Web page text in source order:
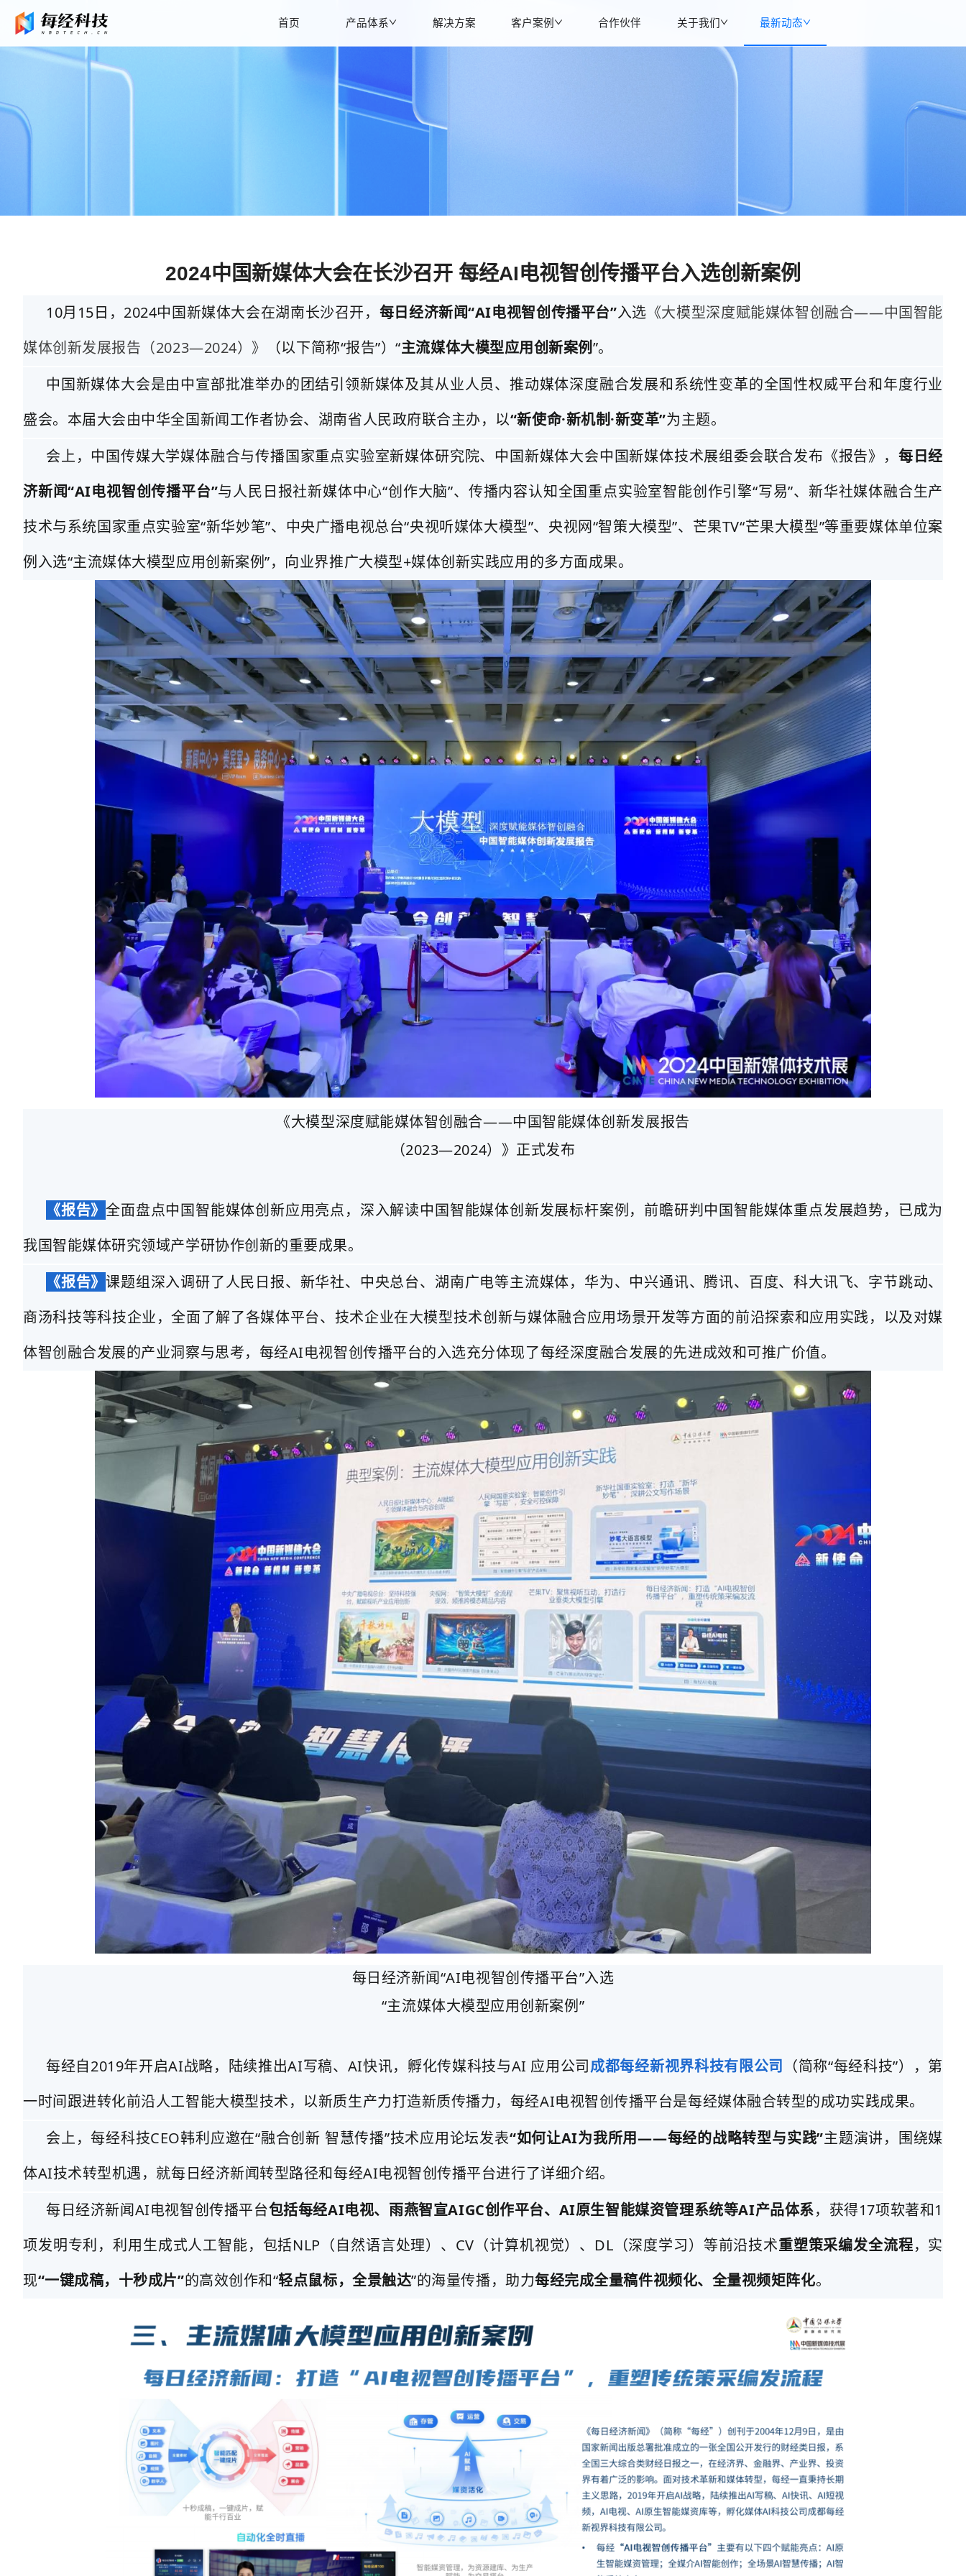
首页 产品体系 解决方案 客户案例 合作伙伴 关于我们 最新动态
2024中国新媒体大会在长沙召开 每经AI电视智创传播平台入选创新案例
10月15日，2024中国新媒体大会在湖南长沙召开， 每日经济新闻“AI电视智创传播平台”入选 《大模型深度赋能媒体智创融合——中国智能
媒体创新发展报告（2023—2024）》
（以下简称“报告”）“主流媒体大模型应用创新案例”。
中国新媒体大会是由中宣部批准举办的团结引领新媒体及其从业人员、推动媒体深度融合发展和系统性变革的全国性权威平台和年度行业
盛会。本届大会由中华全国新闻工作者协会、湖南省人民政府联合主办，以“新使命·新机制·新变革”为主题。
会上，中国传媒大学媒体融合与传播国家重点实验室新媒体研究院、中国新媒体大会中国新媒体技术展组委会联合发布《报告》， 每日经
济新闻“AI电视智创传播平台”与人民日报社新媒体中心“创作大脑”、传播内容认知全国重点实验室智能创作引擎“写易”、新华社媒体融合生产
技术与系统国家重点实验室“新华妙笔”、中央广播电视总台“央视听媒体大模型”、央视网“智策大模型”、芒果TV“芒果大模型”等重要媒体单位案
例入选“主流媒体大模型应用创新案例”，向业界推广大模型+媒体创新实践应用的多方面成果。
《大模型深度赋能媒体智创融合——中国智能媒体创新发展报告
（2023—2024）》正式发布
《报告》全面盘点中国智能媒体创新应用亮点，深入解读中国智能媒体创新发展标杆案例，前瞻研判中国智能媒体重点发展趋势，已成为
我国智能媒体研究领域产学研协作创新的重要成果。
《报告》课题组深入调研了人民日报、新华社、中央总台、湖南广电等主流媒体，华为、中兴通讯、腾讯、百度、科大讯飞、字节跳动、
商汤科技等科技企业，全面了解了各媒体平台、技术企业在大模型技术创新与媒体融合应用场景开发等方面的前沿探索和应用实践，以及对媒
体智创融合发展的产业洞察与思考，每经AI电视智创传播平台的入选充分体现了每经深度融合发展的先进成效和可推广价值。
每日经济新闻“AI电视智创传播平台”入选
“主流媒体大模型应用创新案例”
每经自2019年开启AI战略，陆续推出AI写稿、AI快讯，孵化传媒科技与AI 应用公司成都每经新视界科技有限公司
（简称“每经科技”），第
一时间跟进转化前沿人工智能大模型技术，以新质生产力打造新质传播力，每经AI电视智创传播平台是每经媒体融合转型的成功实践成果。
会上，每经科技CEO韩利应邀在“融合创新 智慧传播”技术应用论坛发表“如何让AI为我所用——每经的战略转型与实践”主题演讲，围绕媒
体AI技术转型机遇，就每日经济新闻转型路径和每经AI电视智创传播平台进行了详细介绍。
每日经济新闻AI电视智创传播平台包括每经AI电视、雨燕智宣AIGC创作平台、AI原生智能媒资管理系统等AI产品体系，获得17项软著和1
项发明专利，利用生成式人工智能，包括NLP（自然语言处理）、CV（计算机视觉）、DL（深度学习）等前沿技术重塑策采编发全流程，实
现“一键成稿，十秒成片”的高效创作和“轻点鼠标，全景触达”的海量传播，助力每经完成全量稿件视频化、全量视频矩阵化。